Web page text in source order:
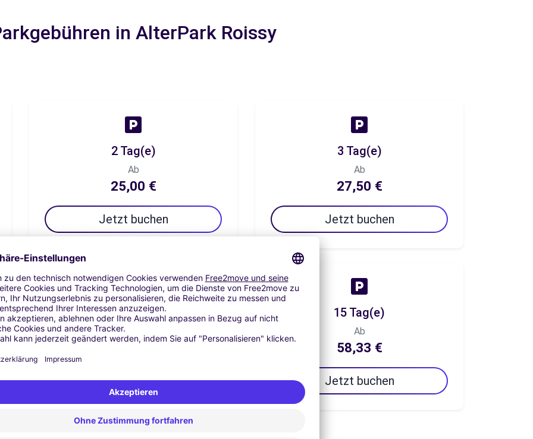
in AlterPark Roissy
2 Tag(e)
Ab
25,00 €
Jetzt buchen
3 Tag(e)
Ab
27,50 €
Jetzt buchen
7 Tag(e)
39,17 €
Jetzt buchen
15 Tag(e)
Ab
58,33 €
Jetzt buchen